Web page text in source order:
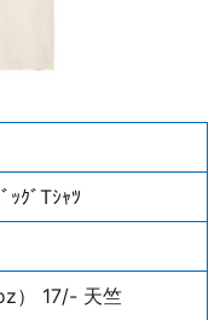
ｯｸﾞTｼｬﾂ
） 17/- 天竺